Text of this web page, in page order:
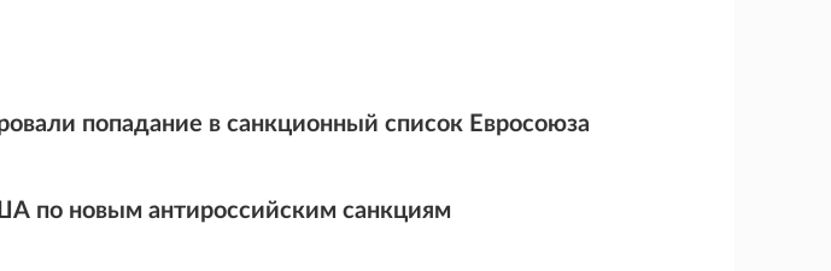
попадание в санкционный список Евросоюза
по новым антироссийским санкциям